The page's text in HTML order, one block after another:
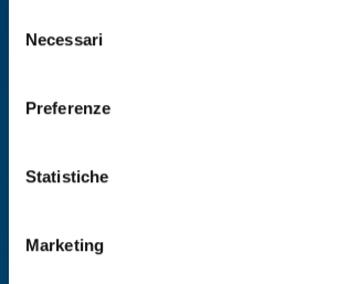
Per conoscere i dettagli, consulta la
https://
https://
delNecessari
Preferenze
Statistiche
Marketing
Ricerca fornitore
Azienda maltese cerca
soluzione di mobilità
ID EEN: BRMT20260504027